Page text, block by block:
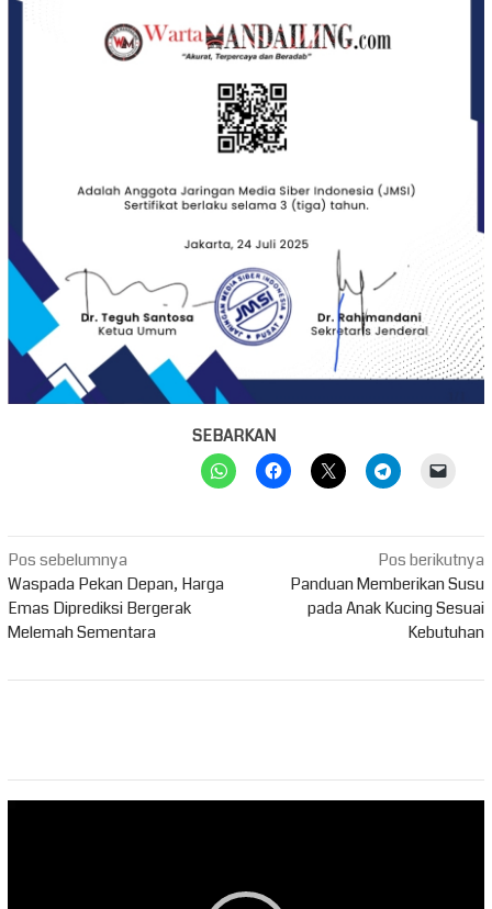
SEBARKAN
Navigasi
pos
Pos sebelumnya
Waspada Pekan Depan, Harga
Emas Diprediksi Bergerak
Melemah Sementara
Pos berikutnya
Panduan Memberikan Susu
pada Anak Kucing Sesuai
Kebutuhan